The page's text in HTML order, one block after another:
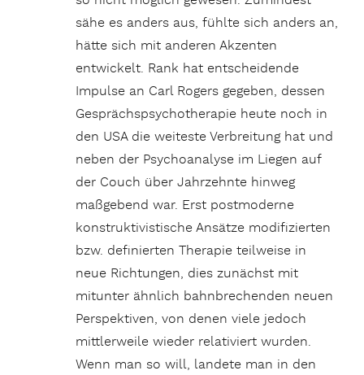
sähe es anders aus, fühlte sich anders an,
hätte sich mit anderen Akzenten
entwickelt. Rank hat entscheidende
Impulse an Carl Rogers gegeben, dessen
Gesprächspsychotherapie heute noch in
den USA die weiteste Verbreitung hat und
neben der Psychoanalyse im Liegen auf
der Couch über Jahrzehnte hinweg
maßgebend war. Erst postmoderne
konstruktivistische Ansätze modifizierten
bzw. definierten Therapie teilweise in
neue Richtungen, dies zunächst mit
mitunter ähnlich bahnbrechenden neuen
Perspektiven, von denen viele jedoch
mittlerweile wieder relativiert wurden.
Wenn man so will, landete man in den